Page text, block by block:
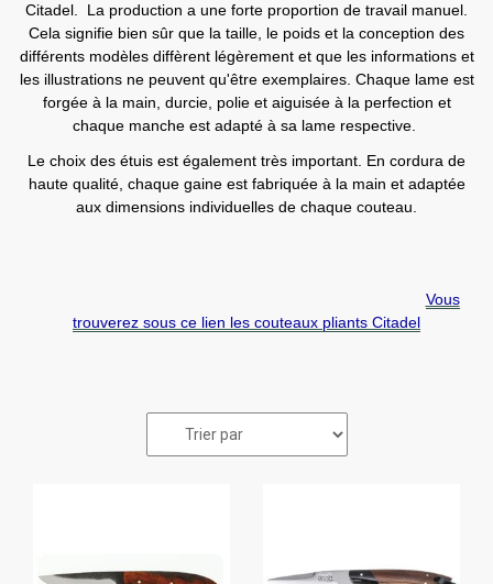
Citadel. La production a une forte proportion de travail manuel.
Cela signifie bien sûr que la taille, le poids et la conception des
différents modèles diffèrent légèrement et que les informations et
les illustrations ne peuvent qu'être exemplaires. Chaque lame est
forgée à la main, durcie, polie et aiguisée à la perfection et
chaque manche est adapté à sa lame respective.
Le choix des étuis est également très important. En cordura de
haute qualité, chaque gaine est fabriquée à la main et adaptée
aux dimensions individuelles de chaque couteau.
Vous
trouverez sous ce lien les couteaux pliants Citadel